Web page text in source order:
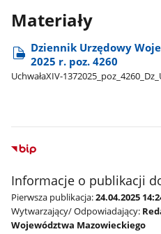
Materiały
Dziennik Urzędowy
2025 r. poz. 4260
UchwałaXIV-
Informacje o publikacji
Pierwsza publikacja:24.04.2025
Wytwarzający/ Odpowiadający:
Województwa Mazowieckiego